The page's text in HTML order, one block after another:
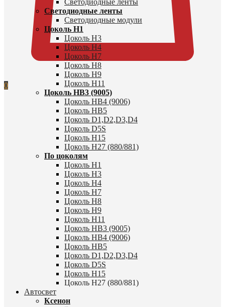
0
Светодиодные ленты
Светодиодные ленты
Светодиодные модули
Цоколь H1
Цоколь H3
Цоколь H4
Цоколь H7
Цоколь H8
Цоколь H9
Цоколь H11
Цоколь HB3 (9005)
Цоколь HB4 (9006)
Цоколь HB5
Цоколь D1,D2,D3,D4
Цоколь D5S
Цоколь H15
Цоколь H27 (880/881)
По цоколям
Цоколь H1
Цоколь H3
Цоколь H4
Цоколь H7
Цоколь H8
Цоколь H9
Цоколь H11
Цоколь HB3 (9005)
Цоколь HB4 (9006)
Цоколь HB5
Цоколь D1,D2,D3,D4
Цоколь D5S
Цоколь H15
Цоколь H27 (880/881)
Автосвет
Ксенон